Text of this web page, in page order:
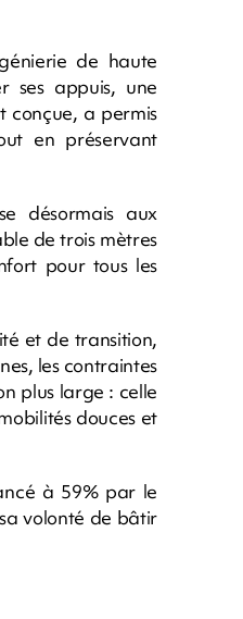
de haute
ses appuis, une
conçue, a permis
en préservant
désormais aux
de trois mètres
pour tous les
et de transition,
les contraintes
plus large : celle
douces et
à 59% par le
volonté de bâtir